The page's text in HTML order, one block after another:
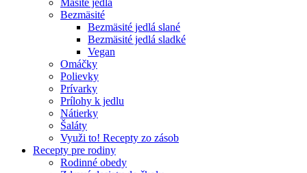
Mäsité jedlá
Bezmäsité
Bezmäsité jedlá slané
Bezmäsité jedlá sladké
Vegan
Omáčky
Polievky
Prívarky
Prílohy k jedlu
Nátierky
Šaláty
Využi to! Recepty zo zásob
Recepty pre rodiny
Rodinné obedy